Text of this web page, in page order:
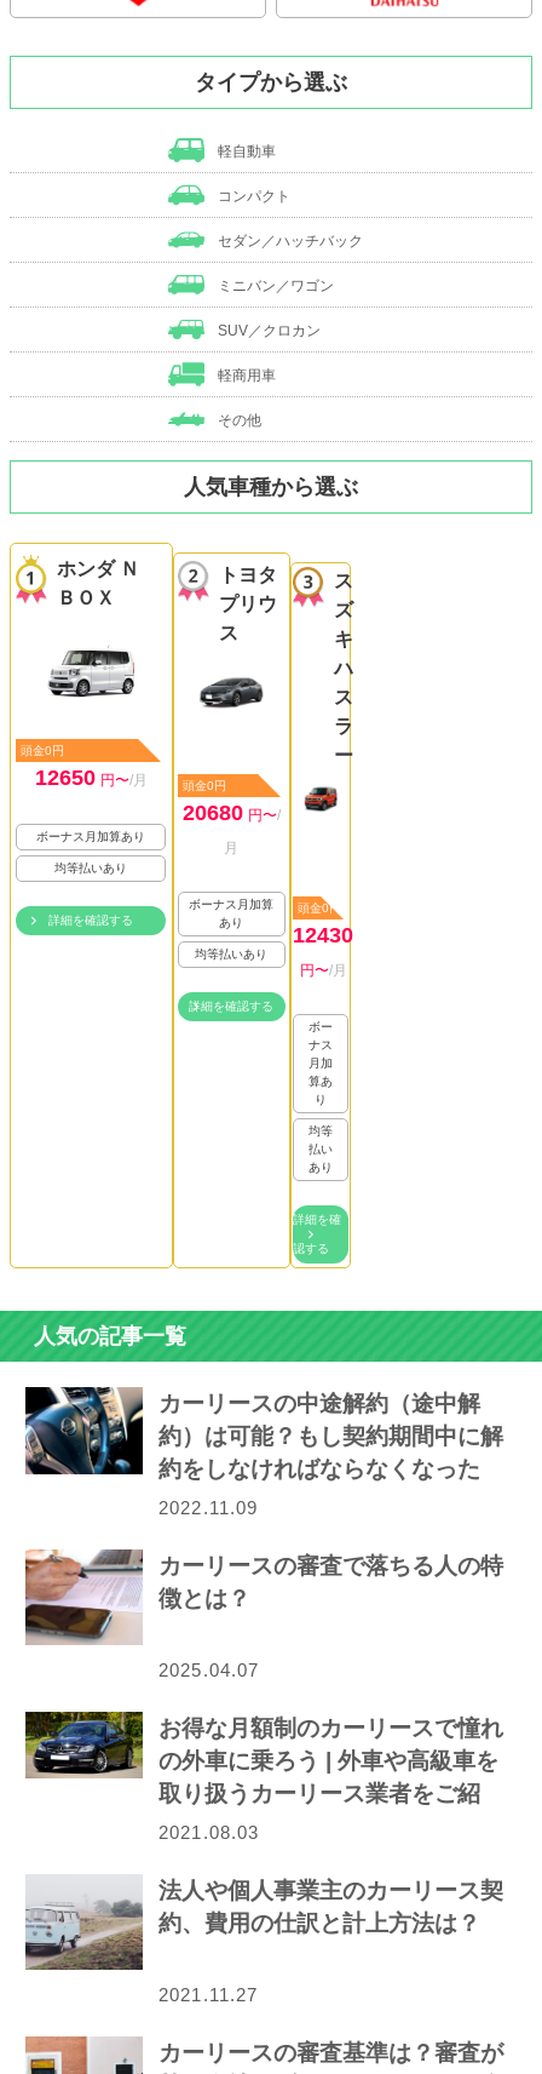
タイプから選ぶ
軽自動車
コンパクト
セダン／ハッチバック
ミニバン／ワゴン
SUV／クロカン
軽商用車
その他
人気車種から選ぶ
ホンダ Ｎ
ＢＯＸ
頭金0円
12650 円〜/月
ボーナス月加算あり
均等払いあり
詳細を確認する
トヨタ
プリウ
ス
頭金0円
20680 円〜/
月
ボーナス月加算
あり
均等払いあり
詳細を確認する
ス
ズ
キ
ハ
ス
ラ
ー
頭金0円
12430
円〜/月
ボー
ナス
月加
算あ
り
均等
払い
あり
詳細を確
認する
人気の記事一覧
カーリースの中途解約（途中解
約）は可能？もし契約期間中に解
約をしなければならなくなった
ら…
2022.11.09
カーリースの審査で落ちる人の特
徴とは？
2025.04.07
お得な月額制のカーリースで憧れ
の外車に乗ろう | 外車や高級車を
取り扱うカーリース業者をご紹
介！
2021.08.03
法人や個人事業主のカーリース契
約、費用の仕訳と計上方法は？
2021.11.27
カーリースの審査基準は？審査が